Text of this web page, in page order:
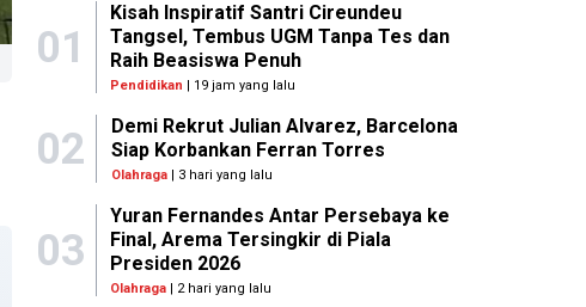
01
Kisah Inspiratif Santri Cireundeu
Tangsel, Tembus UGM Tanpa Tes dan
Raih Beasiswa Penuh
Pendidikan | 19 jam yang lalu
02
Demi Rekrut Julian Alvarez, Barcelona
Siap Korbankan Ferran Torres
Olahraga| 3 hari yang lalu
03
Yuran Fernandes Antar Persebaya ke
Final, Arema Tersingkir di Piala
Presiden 2026
Olahraga | 2 hari yang lalu